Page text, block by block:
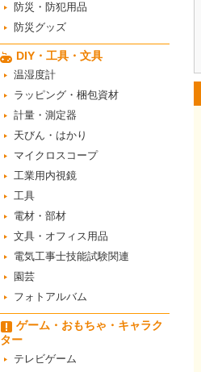
防災・防犯用品
防災グッズ
DIY・工具・文具
温湿度計
ラッピング・梱包資材
計量・測定器
天びん・はかり
マイクロスコープ
工業用内視鏡
工具
電材・部材
文具・オフィス用品
電気工事士技能試験関連
園芸
フォトアルバム
ゲーム・おもちゃ・キャラク
ター
テレビゲーム